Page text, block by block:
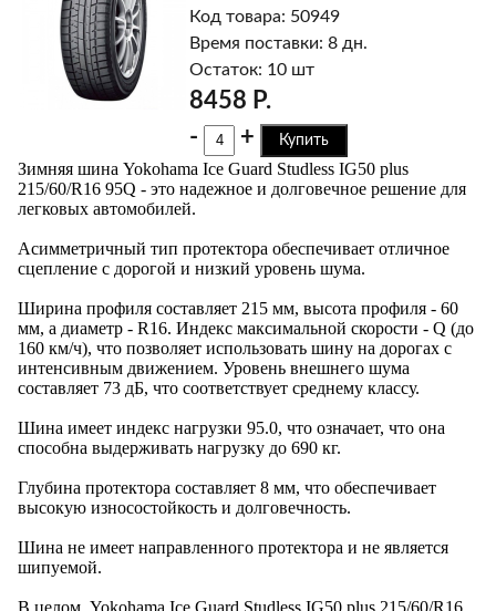
Код товара: 50949
Время поставки: 8 дн.
Остаток: 10 шт
8458 Р.
-
+ Купить
Зимняя шина Yokohama Ice Guard Studless IG50 plus
215/60/R16 95Q - это надежное и долговечное решение для
легковых автомобилей.
Асимметричный тип протектора обеспечивает отличное
сцепление с дорогой и низкий уровень шума.
Ширина профиля составляет 215 мм, высота профиля - 60
мм, а диаметр - R16. Индекс максимальной скорости - Q (до
160 км/ч), что позволяет использовать шину на дорогах с
интенсивным движением. Уровень внешнего шума
составляет 73 дБ, что соответствует среднему классу.
Шина имеет индекс нагрузки 95.0, что означает, что она
способна выдерживать нагрузку до 690 кг.
Глубина протектора составляет 8 мм, что обеспечивает
высокую износостойкость и долговечность.
Шина не имеет направленного протектора и не является
шипуемой.
В целом, Yokohama Ice Guard Studless IG50 plus 215/60/R16